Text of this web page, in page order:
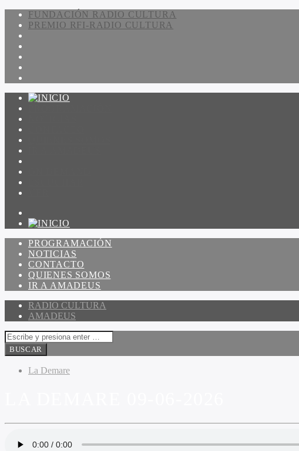
FUNDACIÓN RADIO CULTURA
PREMIO RFI-RADIO CULTURA
PROGRAMACIÓN
NOTICIAS
CONTACTO
QUIENES SOMOS
IR A AMADEUS
RADIO CULTURA
AMADEUS
La Demare